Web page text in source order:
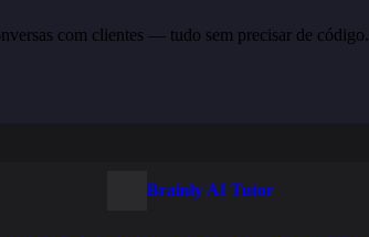
com clientes — tudo sem precisar de código.
Brainly AI Tutor